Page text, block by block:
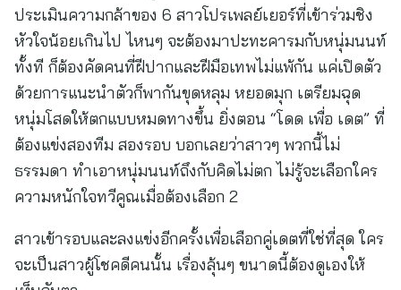
ประเมินความกล้าของ 6 สาวโปรเพลย์เยอร์ที่เข้าร่วมชิง
หัวใจน้อยเกินไป ไหนๆ จะต้องมาปะทะคารมกับหนุ่มนนท์
ทั้งที ก็ต้องคัดคนที่ฝีปากและฝีมือเทพไม่แพ้กัน แค่เปิดตัว
ด้วยการแนะนำตัวก็พากันขุดหลุม หยอดมุก เตรียมฉุด
หนุ่มโสดให้ตกแบบหมดทางขึ้น ยิ่งตอน “โดด เพื่อ เดต” ที่
ต้องแข่งสองทีม สองรอบ บอกเลยว่าสาวๆ พวกนี้ไม่
ธรรมดา ทำเอาหนุ่มนนท์ถึงกับคิดไม่ตก ไม่รู้จะเลือกใคร
ความหนักใจทวีคูณเมื่อต้องเลือก 2
สาวเข้ารอบและลงแข่งอีกครั้งเพื่อเลือกคู่เดตที่ใช่ที่สุด ใคร
จะเป็นสาวผู้โชคดีคนนั้น เรื่องลุ้นๆ ขนาดนี้ต้องดูเองให้